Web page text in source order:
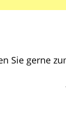
Sie gerne